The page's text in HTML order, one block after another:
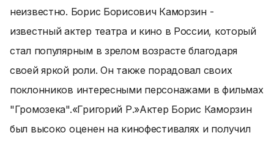
неизвестно. Борис Борисович Каморзин -
известный актер театра и кино в России, который
стал популярным в зрелом возрасте благодаря
своей яркой роли. Он также порадовал своих
поклонников интересными персонажами в фильмах
"Громозека".«Григорий Р.»Актер Борис Каморзин
был высоко оценен на кинофестивалях и получил